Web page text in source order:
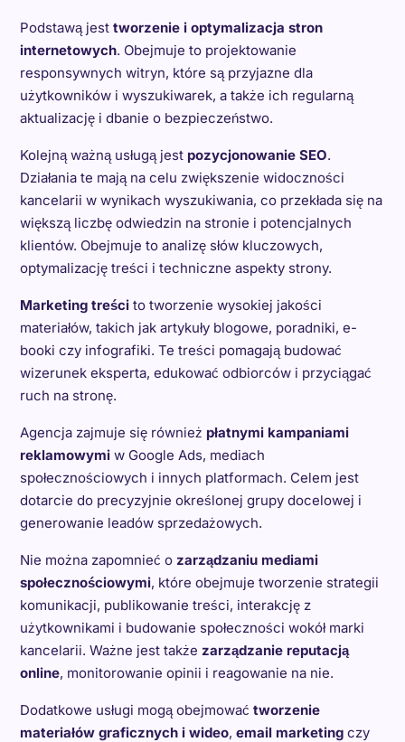
Podstawą jest tworzenie i optymalizacja stron
internetowych. Obejmuje to projektowanie
responsywnych witryn, które są przyjazne dla
użytkowników i wyszukiwarek, a także ich regularną
aktualizację i dbanie o bezpieczeństwo.
Kolejną ważną usługą jest pozycjonowanie SEO.
Działania te mają na celu zwiększenie widoczności
kancelarii w wynikach wyszukiwania, co przekłada się na
większą liczbę odwiedzin na stronie i potencjalnych
klientów. Obejmuje to analizę słów kluczowych,
optymalizację treści i techniczne aspekty strony.
Marketing treścito tworzenie wysokiej jakości
materiałów, takich jak artykuły blogowe, poradniki, e-
booki czy infografiki. Te treści pomagają budować
wizerunek eksperta, edukować odbiorców i przyciągać
ruch na stronę.
Agencja zajmuje się również płatnymi kampaniami
reklamowymiw Google Ads, mediach
społecznościowych i innych platformach. Celem jest
dotarcie do precyzyjnie określonej grupy docelowej i
generowanie leadów sprzedażowych.
Nie można zapomnieć o zarządzaniu mediami
społecznościowymi, które obejmuje tworzenie strategii
komunikacji, publikowanie treści, interakcję z
użytkownikami i budowanie społeczności wokół marki
kancelarii. Ważne jest także zarządzanie reputacją
online, monitorowanie opinii i reagowanie na nie.
Dodatkowe usługi mogą obejmować tworzenie
materiałów graficznych i wideo, email marketingczy